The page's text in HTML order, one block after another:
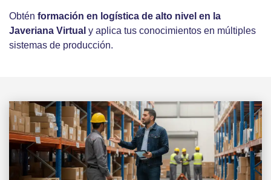
Obtén formación en logística de alto nivel en la
Javeriana Virtual y aplica tus conocimientos en múltiples
sistemas de producción.